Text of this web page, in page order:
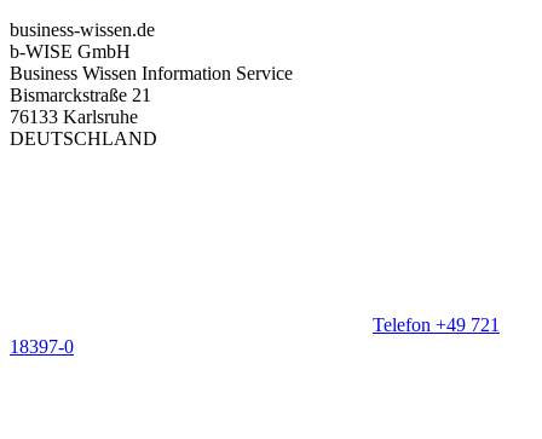
business-wissen.de
b-WISE GmbH
Business Wissen Information Service
Bismarckstraße 21
76133 Karlsruhe
DEUTSCHLAND
Telefon +49 721
18397-0